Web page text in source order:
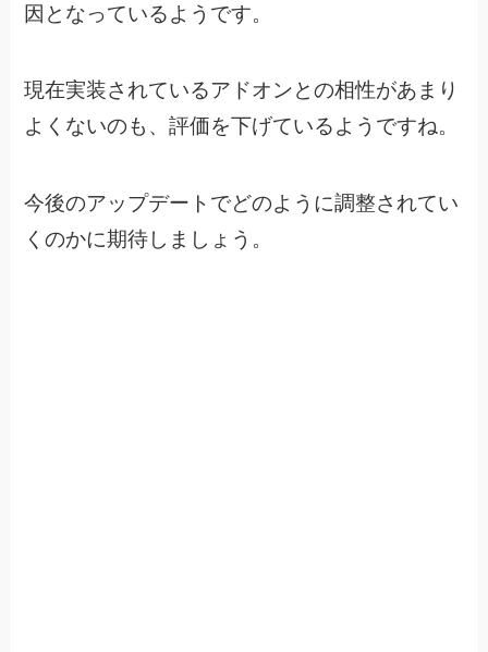
因となっているようです。
現在実装されているアドオンとの相性があまり
よくないのも、評価を下げているようですね。
今後のアップデートでどのように調整されてい
くのかに期待しましょう。